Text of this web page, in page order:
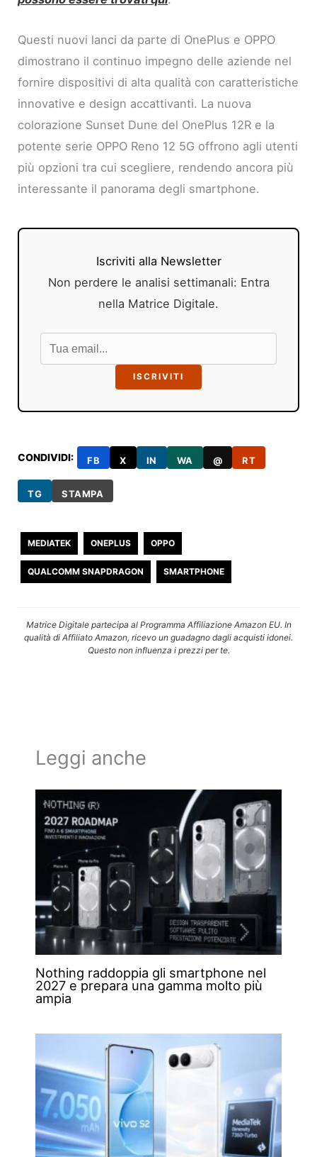
Questi nuovi lanci da parte di OnePlus e OPPO
dimostrano il continuo impegno delle aziende nel
fornire dispositivi di alta qualità con caratteristiche
innovative e design accattivanti. La nuova
colorazione Sunset Dune del OnePlus 12R e la
potente serie OPPO Reno 12 5G offrono agli utenti
più opzioni tra cui scegliere, rendendo ancora più
interessante il panorama degli smartphone.
Iscriviti alla Newsletter
Non perdere le analisi settimanali: Entra
nella Matrice Digitale.
ISCRIVITI
CONDIVIDI: FB X IN WA @ RT
TG STAMPA
MEDIATEK ONEPLUS OPPO
QUALCOMM SNAPDRAGON SMARTPHONE
Matrice Digitale partecipa al Programma Affiliazione Amazon EU. In
qualità di Affiliato Amazon, ricevo un guadagno dagli acquisti idonei.
Questo non influenza i prezzi per te.
Leggi anche
Nothing raddoppia gli smartphone nel
2027 e prepara una gamma molto più
ampia